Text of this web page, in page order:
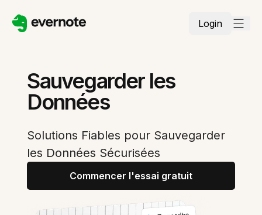
Login
Sauvegarder les
Données
Solutions Fiables pour Sauvegarder
les Données Sécurisées
Commencer l'essai gratuit